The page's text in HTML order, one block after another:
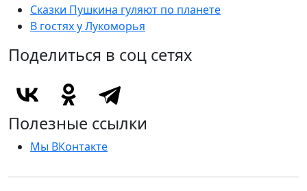
Сказки Пушкина гуляют по планете
В гостях у Лукоморья
Поделиться в соц сетях
Полезные ссылки
Мы ВКонтакте